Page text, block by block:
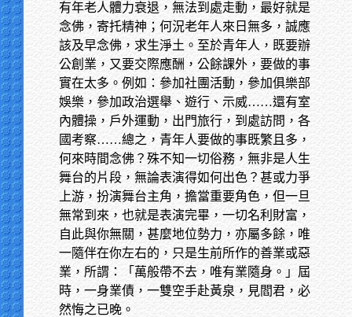
有年老人體力衰退，無法到處走動，最好就是
念佛，寄托精神；何況老年人來日無多，誠應
該及早念佛，求生淨土。至於青年人，既要辦
公創業，又要交際應酬，公餘課外，要做的事
實在太多。例如：參加社團活動，參加俱樂部
娛樂，參加政治選舉、遊行、示威……還有室
內體操，戶外運動，出門旅行，到處訪問，各
國考察……總之，青年人要做的事既繁且多，
何來時間念佛？殊不知一切俗務，無非是人生
舞台的片段，無論表演得如何出色？甚或力爭
上游，扮演舞台主角，擔當重要角色，但一旦
無常到來，也就是表演完畢，一切名利財富，
自此與你無關，甚麼地位勢力，亦屬多餘，唯
一隨伴在你左右的，只是生前所作的善業或惡
業，所謂：「萬般帶不去，唯有業隨身。」屆
時，一身業債，一雙空手赴黃泉，見閻君，必
然悔之已晚。